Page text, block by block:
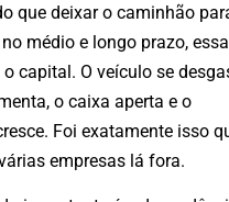
que deixar o caminhão
médio e longo prazo, essa
capital. O veículo se
o caixa aperta e o
Foi exatamente isso
empresas lá fora.